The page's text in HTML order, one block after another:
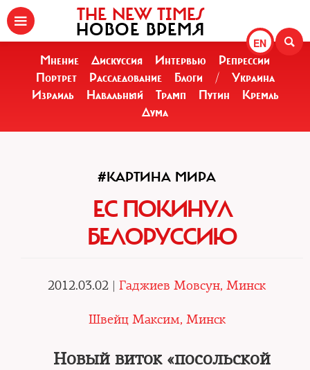
EN
THE NEW TIMES
НОВОЕ ВРЕМЯ
Мнение Дискуссия Интервью
Репрессии
Портрет
Расследование Блоги /
Украина
Израиль
Навальный Трамп Путин
Кремль
Дума
#КАРТИНА МИРА
ЕС ПОКИНУЛ
БЕЛОРУССИЮ
2012.03.02 | Гаджиев Мовсун, Минск
Швейц Максим, Минск
Новый виток «посольской